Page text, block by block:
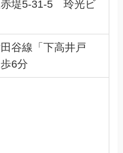
赤堤5-31-5 玲光ビ
谷線「下高井戸
6分